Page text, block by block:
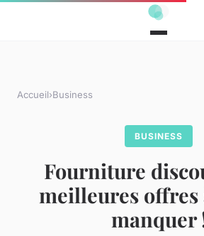
Accueil›Business
BUSINESS
Fourniture
meilleures offres
manquer